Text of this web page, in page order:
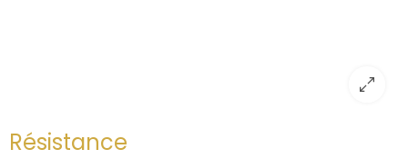
Résistance